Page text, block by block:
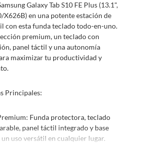
mezclas de hormigón, morteros, yeso y otros
hormigón, albañilería.
productos de combustión.
Sodimac tienen:
mezclas de hormigón, morteros, yeso y otros
blanca, colchones, muebles, bicicletas y
o cambiar bajo cambio de opinión
internacional.
Galaxy Tab S10 FE Plus (13.1",
X626B) en una potente estación de
con esta funda teclado todo-en-uno.
premium, un teclado con
panel táctil y una autonomía
maximizar tu productividad y
Principales:
Funda protectora, teclado
panel táctil integrado y base
uso versátil en cualquier lugar.